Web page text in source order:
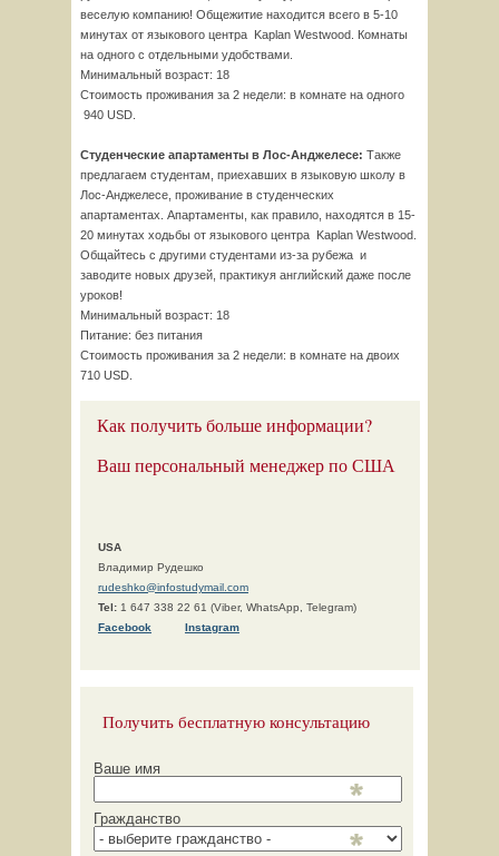
веселую компанию! Общежитие находится всего в 5-10
минутах от языкового центра Kaplan Westwood. Комнаты
на одного с отдельными удобствами.
Минимальный возраст: 18
Стоимость проживания за 2 недели: в комнате на одного
940 USD.
Студенческие апартаменты в Лос-Анджелесе: Также
предлагаем студентам, приехавших в языковую школу в
Лос-Анджелесе, проживание в студенческих
апартаментах. Апартаменты, как правило, находятся в 15-
20 минутах ходьбы от языкового центра Kaplan Westwood.
Общайтесь с другими студентами из-за рубежа и
заводите новых друзей, практикуя английский даже после
уроков!
Минимальный возраст: 18
Питание: без питания
Стоимость проживания за 2 недели: в комнате на двоих
710 USD.
Как получить больше информации?
Ваш персональный менеджер по США
USA
Владимир Рудешко
rudeshko@infostudymail.com
Tel: 1 647 338 22 61 (Viber, WhatsApp, Telegram)
Facebook Instagram
Получить бесплатную консультацию
Ваше имя
Гражданство